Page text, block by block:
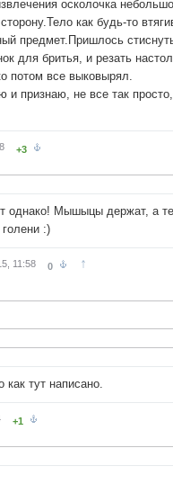
осколочка
как будь-то
предмет.Пришлось
для бритья, и резать
потом все выковырял.
и признаю, не все так
+3
однако! Мышыцы держат, а
:)
11:58 0 ↑
как тут написано.
+1